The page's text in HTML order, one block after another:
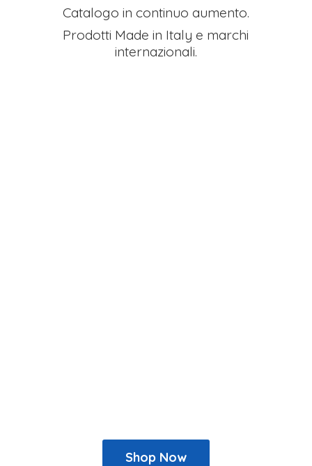
Catalogo in continuo aumento.
Prodotti Made in Italy e marchi
internazionali.
Shop Now